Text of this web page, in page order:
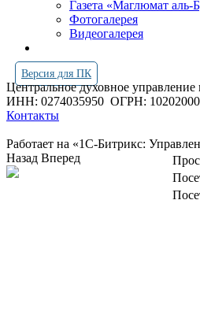
Газета «Маглюмат аль-
Фотогалерея
Видеогалерея
Версия для ПК
Центральное духовное
ИНН: 0274035950 ОГРН:
Контакты
Работает на «1С-Битрикс:
Назад Вперед